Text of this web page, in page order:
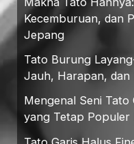
Kecemburuan, dan
Jepang
Tato Burung
Jauh, Harapan, dan
Mengenal Seni Tato
yang Tetap Populer